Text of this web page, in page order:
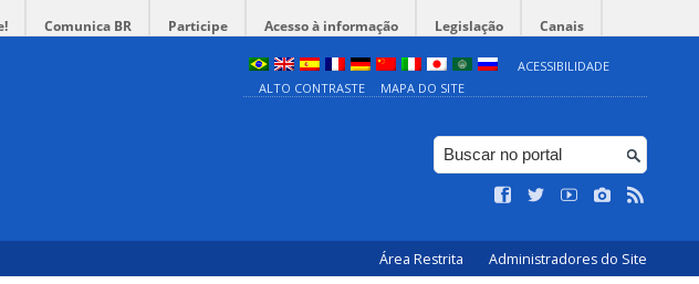
Comunica BR Participe Acesso à informação Legislação Canais
ACESSIBILIDADE
ALTO CONTRASTE
MAPA DO SITE
Área Restrita Administradores do Site